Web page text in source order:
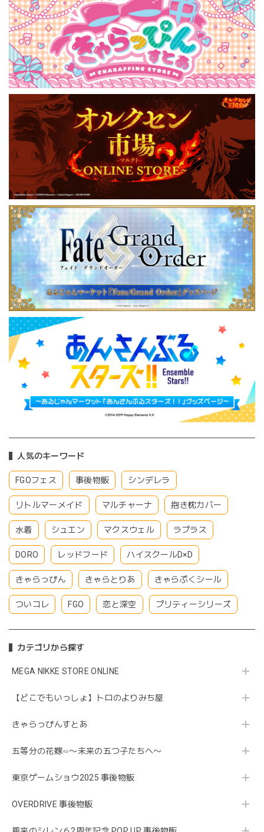
人気のキーワード
FGOフェス 事後物販 シンデレラ
リトルマーメイド マルチャーナ 抱き枕カバー
水着 シュエン マクスウェル ラプラス
DORO レッドフード ハイスクールD×D
きゃらっぴん きゃらとりあ きゃらぷくシール
ついコレ FGO 恋と深空 プリティーシリーズ
カテゴリから探す
MEGA NIKKE STORE ONLINE
【どこでもいっしょ】トロのよりみち屋
きゃらっぴんすとあ
五等分の花嫁∽〜未来の五つ子たちへ〜
東京ゲームショウ2025 事後物販
OVERDRIVE 事後物販